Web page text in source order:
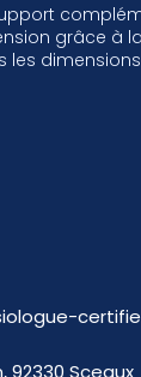
grâce à
les
92330 Sceaux